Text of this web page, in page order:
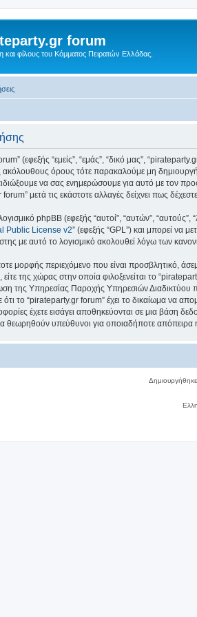
forum
και φίλους του Κόμματος Πειρατών Ελλάδας.
(εφεξής “εμείς”, “εμάς”, “δικό μας”,
ακόλουθους όρους τότε παρακαλούμε μη
να σας ενημερώσουμε για αυτό με τον
μετά τις εκάστοτε αλλαγές δείχνει πως
phpBB (εφεξής “αυτοί”, “αυτών”,
Public License v2” (εφεξής “GPL”) και μπορεί να
με αυτό το λογισμικό ακολουθεί λόγω των
μορφής περιεχόμενο που είναι προσβλητικό,
της χώρας στην οποία φιλοξενείται το
της Υπηρεσίας Παροχής Υπηρεσιών Διαδικτύου
το “pirateparty.gr forum” έχει το δικαίωμα να
έχετε εισάγει αποθηκεύονται σε μια βάση
υπεύθυνοι για οποιαδήποτε απόπειρα